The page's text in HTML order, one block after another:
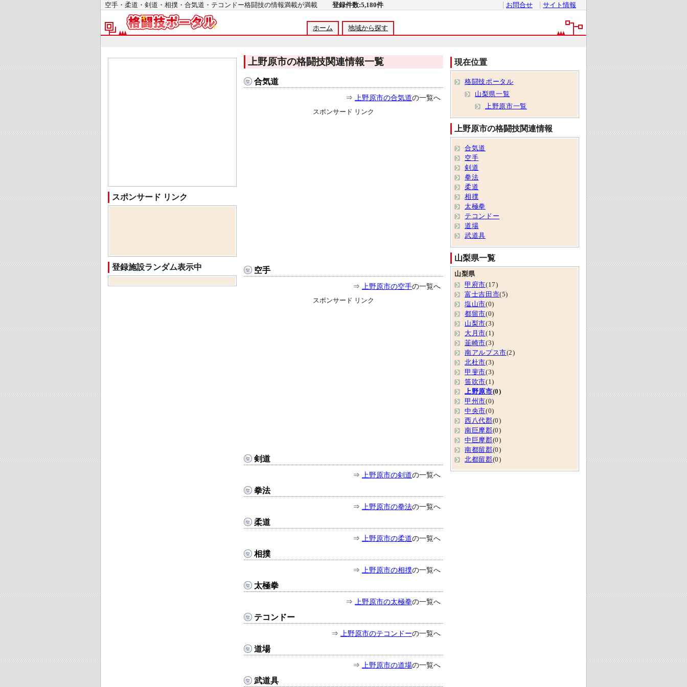
空手・柔道・剣道・相撲・合気道・テコンドー格闘技の情報満載が満載 登録件数:5,180件 お問合せ サイト情報
ホーム 地域から探す
上野原市の格闘技関連情報一覧
合気道
⇒ 上野原市の合気道の一覧へ
スポンサード リンク
空手
⇒ 上野原市の空手の一覧へ
スポンサード リンク
剣道
⇒ 上野原市の剣道の一覧へ
拳法
⇒ 上野原市の拳法の一覧へ
柔道
⇒ 上野原市の柔道の一覧へ
相撲
⇒ 上野原市の相撲の一覧へ
太極拳
⇒ 上野原市の太極拳の一覧へ
テコンドー
⇒ 上野原市のテコンドーの一覧へ
道場
⇒ 上野原市の道場の一覧へ
武道具
スポンサード リンク
登録施設ランダム表示中
現在位置
格闘技ポータル
山梨県一覧
上野原市一覧
上野原市の格闘技関連情報
合気道
空手
剣道
拳法
柔道
相撲
太極拳
テコンドー
道場
武道具
山梨県一覧
山梨県
甲府市(17)
富士吉田市(5)
塩山市(0)
都留市(0)
山梨市(3)
大月市(1)
韮崎市(3)
南アルプス市(2)
北杜市(3)
甲斐市(3)
笛吹市(1)
上野原市(0)
甲州市(0)
中央市(0)
西八代郡(0)
南巨摩郡(0)
中巨摩郡(0)
南都留郡(0)
北都留郡(0)